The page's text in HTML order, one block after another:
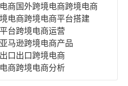
商国外跨境电商跨境电商
电商跨境电商平台搭建
台跨境电商运营
马逊跨境电商产品
口出口跨境电商
商跨境电商分析
务广州跨境电商